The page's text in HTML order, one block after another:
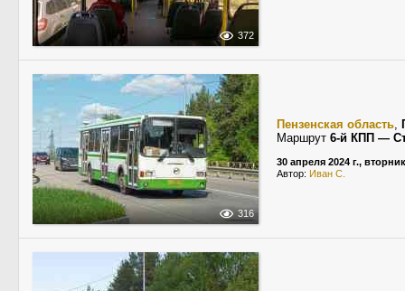
372
316
Пензенская область,
Маршрут 6-й КПП —
30 апреля 2024 г., вторник
Автор: Иван С.